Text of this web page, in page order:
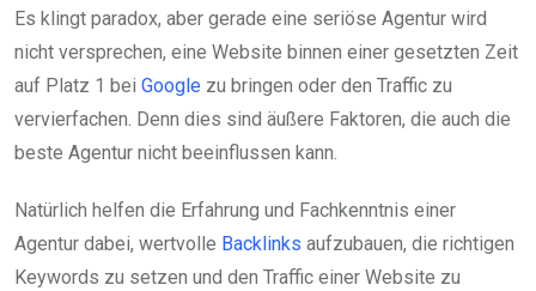
Es klingt paradox, aber gerade eine seriöse Agentur wird
nicht versprechen, eine Website binnen einer gesetzten Zeit
auf Platz 1 bei Google zu bringen oder den Traffic zu
vervierfachen. Denn dies sind äußere Faktoren, die auch die
beste Agentur nicht beeinflussen kann.
Natürlich helfen die Erfahrung und Fachkenntnis einer
Agentur dabei, wertvolle Backlinks aufzubauen, die richtigen
Keywords zu setzen und den Traffic einer Website zu